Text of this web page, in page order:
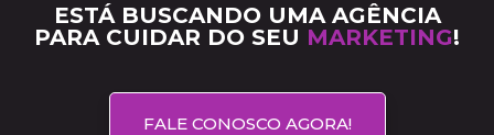
ESTÁ BUSCANDO UMA AGÊNCIA
PARA CUIDAR DO SEU MARKETING!
FALE CONOSCO AGORA!